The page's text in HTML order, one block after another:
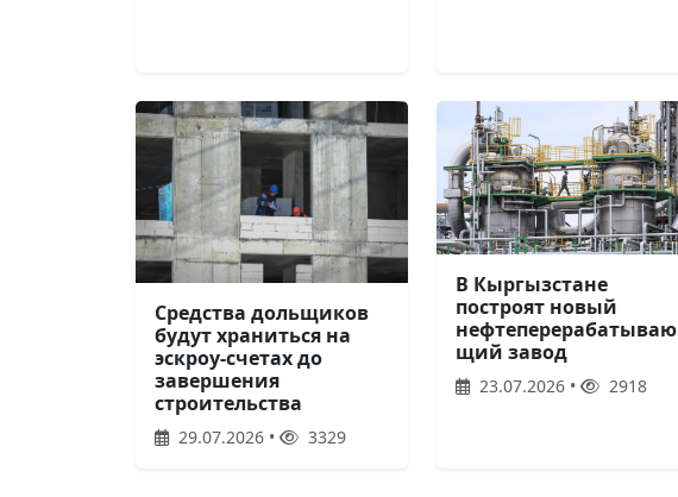
Средства дольщиков
будут храниться на
эскроу-счетах до
завершения
строительства
29.07.2026 • 3329
В Кыргызстане
построят новый
нефтеперерабатываю
щий завод
23.07.2026 • 2918